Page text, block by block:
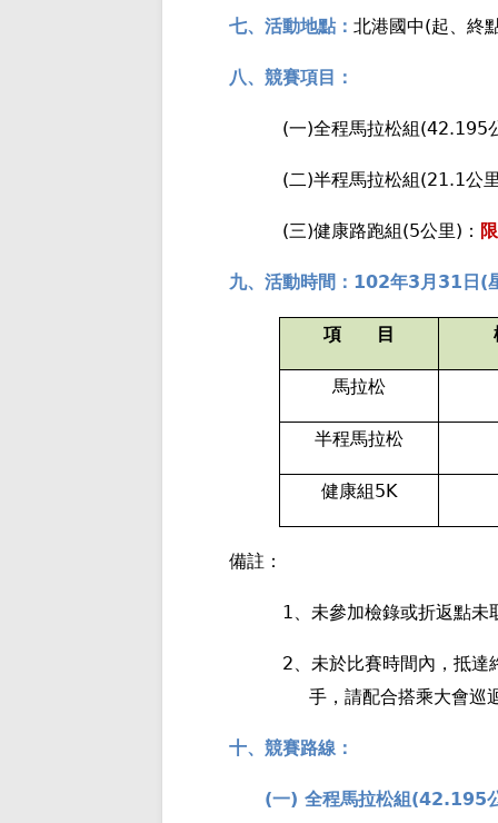
七、活動地點： 北港國中(起、終
八、競賽項目：
(一)全程馬拉松組(42.195
(二)半程馬拉松組(21.1公
(三)健康路跑組(5公里) ：
九、活動時間： 102年3 月 31 日 (
項 目
馬拉松
半程馬拉松
健康組5K
備註：
1 、未參加檢錄或折返點
2 、未於比賽時間內，抵
手，請配合搭乘大會巡
十、競賽路線：
(一) 全程馬拉松組 (42.195